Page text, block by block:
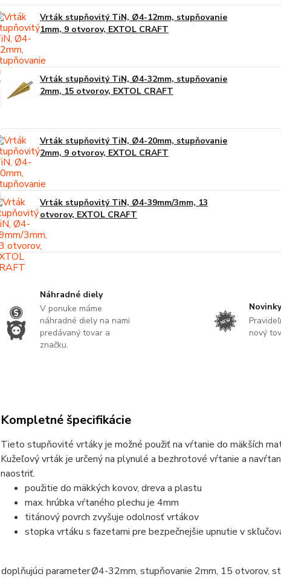
Vrták stupňovitý TiN, Ø4-12mm, stupňovanie
1mm, 9 otvorov, EXTOL CRAFT
Vrták stupňovitý TiN, Ø4-32mm, stupňovanie
2mm, 15 otvorov, EXTOL CRAFT
Vrták stupňovitý TiN, Ø4-20mm, stupňovanie
2mm, 9 otvorov, EXTOL CRAFT
Vrták stupňovitý TiN, Ø4-39mm/3mm, 13
otvorov, EXTOL CRAFT
Náhradné diely
V ponuke máme
náhradné diely na nami
predávaný tovar a
značku.
nový
Kompletné špecifikácie
Tieto stupňovité vrtáky je možné použiť na vŕtanie do mäkších
Kužeľový vrták je určený na plynulé a bezhrotové vŕtanie a
naostriť.
použitie do mäkkých kovov, dreva a plastu
max. hrúbka vŕtaného plechu je 4mm
titánový povrch zvyšuje odolnosť vrtákov
stopka vrtáku s fazetami pre bezpečnejšie upnutie v
doplňujúci parameterØ4-32mm, stupňovanie 2mm, 15 otvorov,